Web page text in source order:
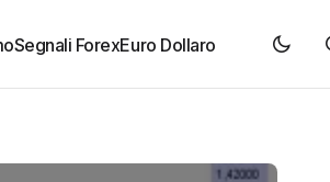
Segnali ForexEuro Dollaro